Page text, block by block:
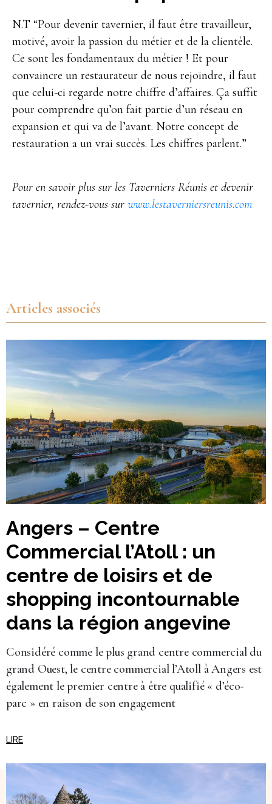
N.T “Pour devenir tavernier, il faut être travailleur,
motivé, avoir la passion du métier et de la clientèle.
Ce sont les fondamentaux du métier ! Et pour
convaincre un restaurateur de nous rejoindre, il faut
que celui-ci regarde notre chiffre d’affaires. Ça suffit
pour comprendre qu’on fait partie d’un réseau en
expansion et qui va de l’avant. Notre concept de
restauration a un vrai succès. Les chiffres parlent.”
Pour en savoir plus sur les Taverniers Réunis et devenir
tavernier, rendez-vous sur www.lestaverniersreunis.com
Articles associés
Angers – Centre
Commercial l’Atoll : un
centre de loisirs et de
shopping incontournable
dans la région angevine
Considéré comme le plus grand centre commercial du
grand Ouest, le centre commercial l’Atoll à Angers est
également le premier centre à être qualifié « d’éco-
parc » en raison de son engagement